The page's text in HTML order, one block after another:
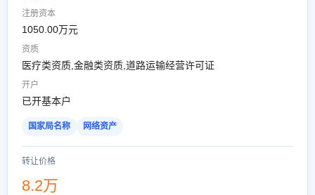
注册资本
1050.00万元
资质
医疗类资质,金融类资质,道路运输经营许可证
开户
已开基本户
国家局名称 网络资产
转让价格
8.2万